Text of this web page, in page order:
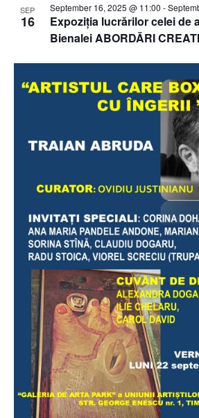
SEP
16
Expoziția lucrărilor celei de
Bienalei ABORDĂRI
September 16, 2025 @ 11:00 -